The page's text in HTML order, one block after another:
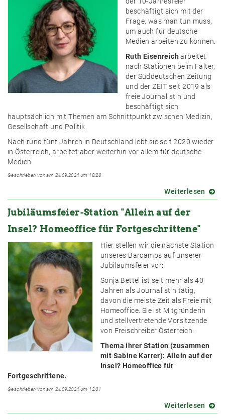
beschäftigt sich mit der
Frage, was man tun muss,
um auch für deutsche
Medien arbeiten zu können.
Ruth Eisenreich arbeitet
nach Stationen beim Falter,
der Süddeutschen Zeitung
und der ZEIT seit 2019 als
freie Journalistin und
beschäftigt sich
hauptsächlich mit Themen am Schnittpunkt zwischen Medizin,
Gesellschaft und Politik.
Nach rund fünf Jahren in Deutschland lebt sie seit 2020 wieder
in Österreich, arbeitet aber weiterhin vor allem für deutsche
Medien.
Geschrieben von am 24.09.2024 um 18:28
Weiterlesen über
Jubiläumsfeier-Station "Allein auf der
Insel? Homeoffice für Fortgeschrittene"
Hier stellen wir die nächste Station
unseres Barcamps auf unserer
Jubiläumsfeier vor:
Sonja Bettel ist seit mehr als 40
Jahren als Journalistin tätig,
davon die meiste Zeit als Freie mit
Homeoffice. Sie ist Mitgründerin
und stellvertretende Vorsitzende
von Freischreiber Österreich.
Thema ihrer Station (zusammen
mit Sabine Karrer): Allein auf der
Insel? Homeoffice für
Fortgeschrittene.
Geschrieben von am 24.09.2024 um 12:01
Weiterlesen über